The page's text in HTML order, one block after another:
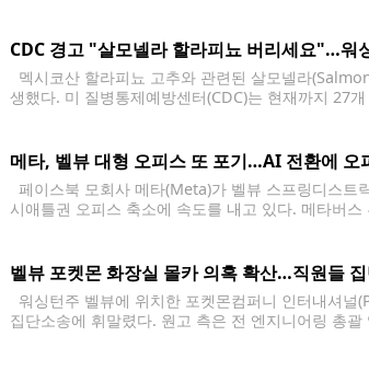
CDC 경고 "살모넬라 할라피뇨 버리세요"…워
멕시코산 할라피뇨 고추와 관련된 살모넬라
생했다. 미 질병통제예방센터(CDC)는 현재까지 27
메타, 벨뷰 대형 오피스 또 포기…AI 전환에 오
페이스북 모회사 메타(Meta)가 벨뷰 스프링디스
시애틀권 오피스 축소에 속도를 내고 있다. 메타버
벨뷰 포켓몬 화장실 몰카 의혹 확산…직원들
워싱턴주 벨뷰에 위치한 포켓몬컴퍼니 인터내셔
집단소송에 휘말렸다. 원고 측은 전 엔지니어링 총